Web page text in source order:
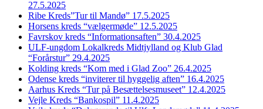
27.5.2025
Ribe Kreds”Tur til Mandø” 17.5.2025
Horsens kreds “vælgermøde” 12.5.2025
Favrskov kreds “Informationsaften” 30.4.2025
ULF-ungdom Lokalkreds Midtjylland og Klub Glad
“Forårstur” 29.4.2025
Kolding kreds “Kom med i Glad Zoo” 26.4.2025
Odense kreds “inviterer til hyggelig aften” 16.4.2025
Aarhus Kreds “Tur på Besættelsesmuseet” 12.4.2025
Vejle Kreds “Bankospil” 11.4.2025